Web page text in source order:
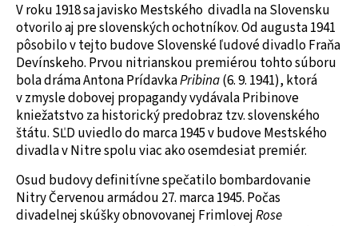
V roku 1918 sa javisko Mestského divadla na Slovensku
otvorilo aj pre slovenských ochotníkov. Od augusta 1941
pôsobilo v tejto budove Slovenské ľudové divadlo Fraňa
Devínskeho. Prvou nitrianskou premiérou tohto súboru
bola dráma Antona PrídavkaPribina(6. 9. 1941), ktorá
v zmysle dobovej propagandy vydávala Pribinove
kniežatstvo za historický predobraz tzv. slovenského
štátu. SĽD uviedlo do marca 1945 v budove Mestského
divadla v Nitre spolu viac ako osemdesiat premiér.
Osud budovy definitívne spečatilo bombardovanie
Nitry Červenou armádou 27. marca 1945. Počas
divadelnej skúšky obnovovanej FrimlovejRose